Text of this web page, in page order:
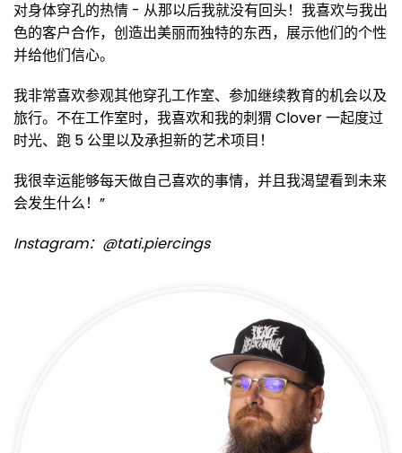
对身体穿孔的热情 - 从那以后我就没有回头！我喜欢与我出
色的客户合作，创造出美丽而独特的东西，展示他们的个性
并给他们信心。
我非常喜欢参观其他穿孔工作室、参加继续教育的机会以及
旅行。不在工作室时，我喜欢和我的刺猬 Clover 一起度过
时光、跑 5 公里以及承担新的艺术项目！
我很幸运能够每天做自己喜欢的事情，并且我渴望看到未来
会发生什么！”
Instagram：@tati.piercings